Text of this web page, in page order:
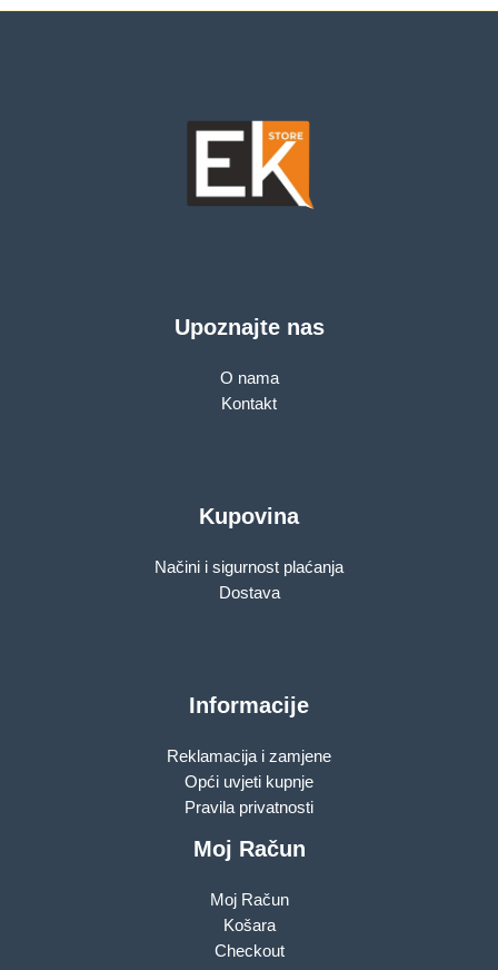
Upoznajte nas
O nama
Kontakt
Kupovina
Načini i sigurnost plaćanja
Dostava
Informacije
Reklamacija i zamjene
Opći uvjeti kupnje
Pravila privatnosti
Moj Račun
Moj Račun
Košara
Checkout